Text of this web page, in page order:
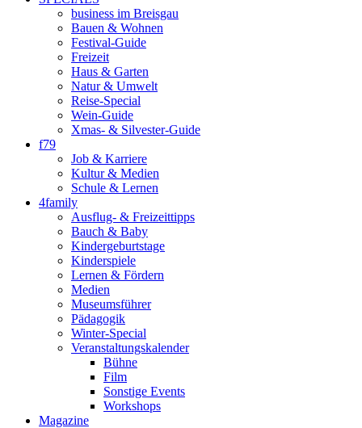
business im Breisgau
Bauen & Wohnen
Festival-Guide
Freizeit
Haus & Garten
Natur & Umwelt
Reise-Special
Wein-Guide
Xmas- & Silvester-Guide
f79
Job & Karriere
Kultur & Medien
Schule & Lernen
4family
Ausflug- & Freizeittipps
Bauch & Baby
Kindergeburtstage
Kinderspiele
Lernen & Fördern
Medien
Museumsführer
Pädagogik
Winter-Special
Veranstaltungskalender
Bühne
Film
Sonstige Events
Workshops
Magazine